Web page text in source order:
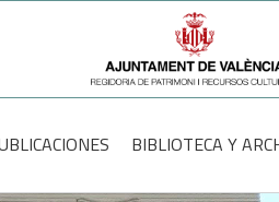
BIBLIOTECA Y